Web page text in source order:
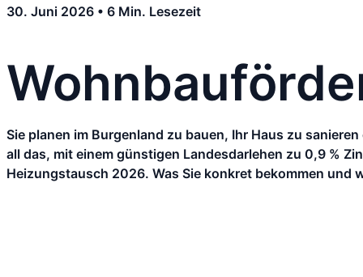
30. Juni 2026 • 6 Min. Lesezeit
Sie planen im Burgenland zu bauen, Ihr Haus zu
all das, mit einem günstigen Landesdarlehen zu 0,9 %
Heizungstausch 2026. Was Sie konkret bekommen und